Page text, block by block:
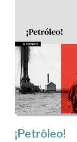
¡Petróleo!